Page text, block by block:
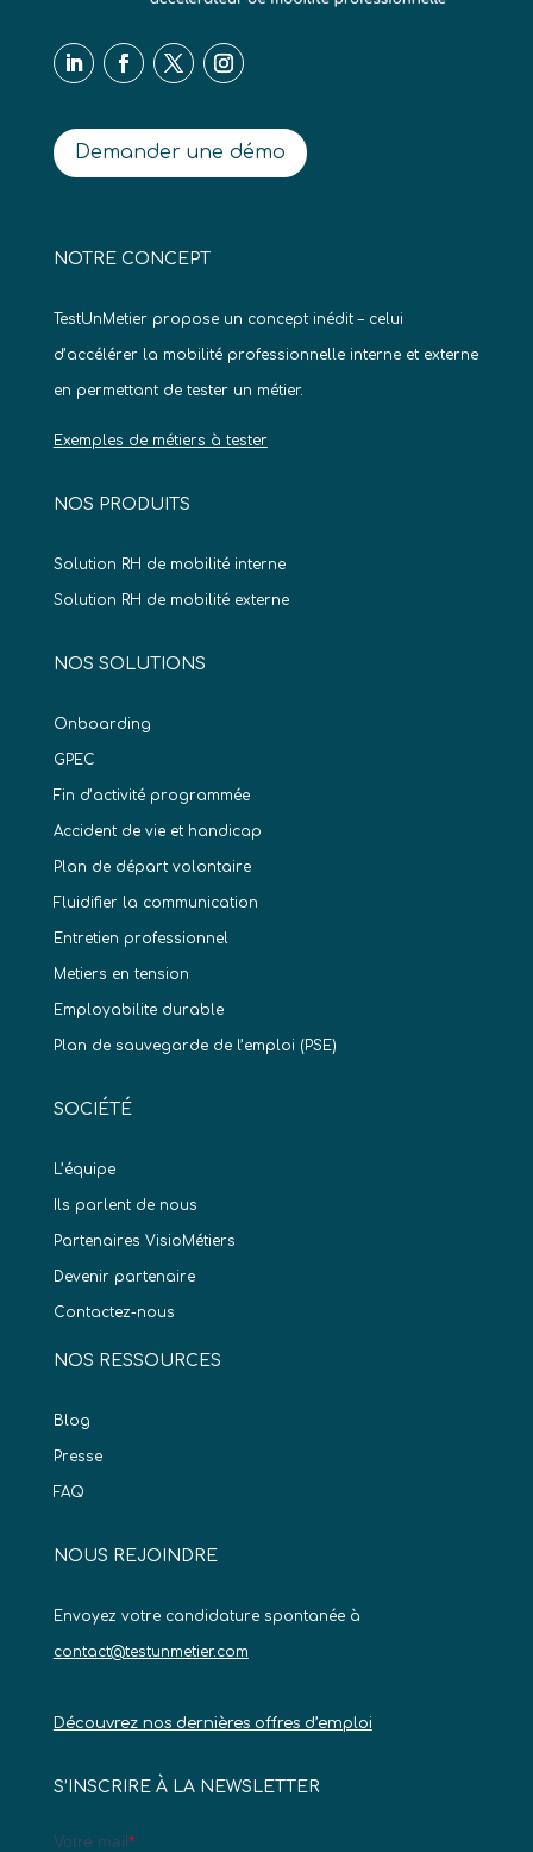
Demander une démo
NOTRE CONCEPT
TestUnMetier propose un concept inédit – celui
d’accélérer la mobilité professionnelle interne et externe
en permettant de tester un métier.
Exemples de métiers à tester
NOS PRODUITS
Solution RH de mobilité interne
Solution RH de mobilité externe
NOS SOLUTIONS
Onboarding
GPEC
Fin d’activité programmée
Accident de vie et handicap
Plan de départ volontaire
Fluidifier la communication
Entretien professionnel
Metiers en tension
Employabilite durable
Plan de sauvegarde de l’emploi (PSE)
SOCIÉTÉ
L’équipe
Ils parlent de nous
Partenaires VisioMétiers
Devenir partenaire
Contactez-nous
NOS RESSOURCES
Blog
Presse
FAQ
NOUS REJOINDRE
Envoyez votre candidature spontanée à
contact@testunmetier.com
Découvrez nos dernières offres d’emploi
S’INSCRIRE À LA NEWSLETTER